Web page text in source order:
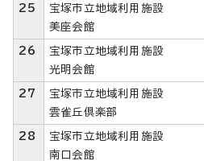
25
宝塚市立地域利用施設
美座会館
26
宝塚市立地域利用施設
光明会館
27
宝塚市立地域利用施設
雲雀丘倶楽部
28
宝塚市立地域利用施設
南口会館